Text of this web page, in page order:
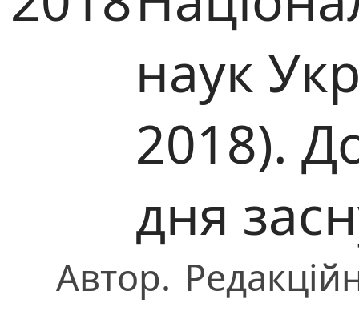
наук
2018).
дня
Автор.